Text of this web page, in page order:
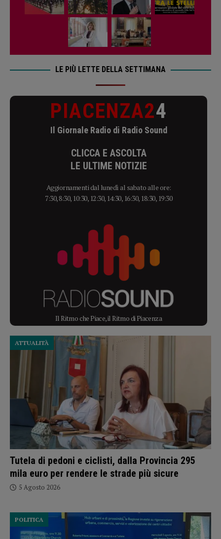
LE PIÙ LETTE DELLA SETTIMANA
PIACENZA24
Il Giornale Radio di Radio Sound
CLICCA E ASCOLTA
LE ULTIME NOTIZIE
Aggiornamenti dal lunedì al sabato alle ore:
7:30, 8:30, 10:30, 12:30, 14:30, 16:30, 18:30, 19:30
Il Ritmo che Piace, il Ritmo di Piacenza
Tutela di pedoni e ciclisti, dalla Provincia 295
mila euro per rendere le strade più sicure
ATTUALITÀ
5 Agosto 2026
POLITICA